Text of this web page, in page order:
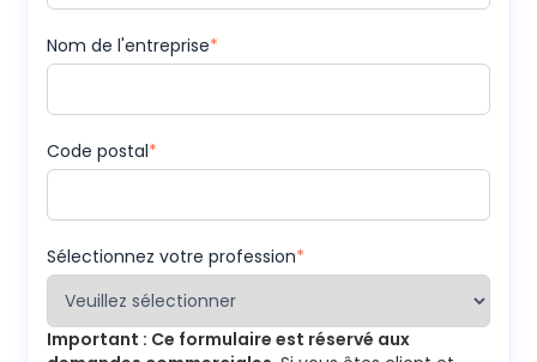
Nom de l'entreprise*
Code postal*
Sélectionnez votre profession*
Important : Ce formulaire est réservé aux